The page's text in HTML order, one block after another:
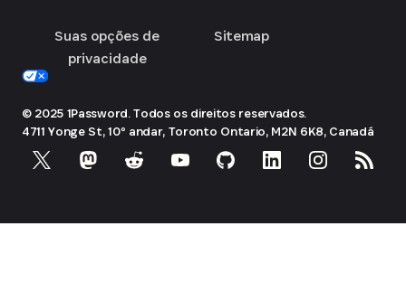
Suas opções de
privacidade
Sitemap
© 2025 1Password. Todos os direitos reservados.
4711 Yonge St, 10º andar, Toronto Ontario, M2N 6K8, Canadá